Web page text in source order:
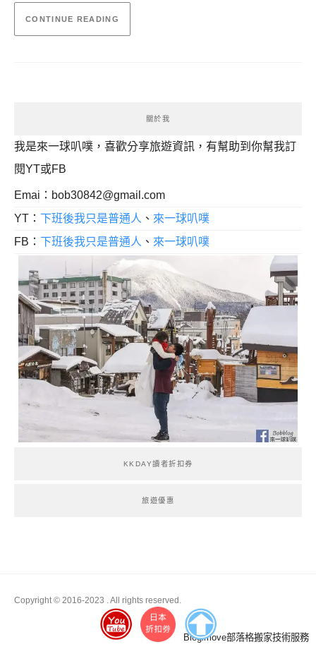
CONTINUE READING
關於我
我是來一球叭噗，喜歡分享旅遊資訊，有幫助到你幫我訂
閱YT或FB
Emai： bob30842@gmail.com
YT： 下班後我只是普通人 、 來一球叭噗
FB： 下班後我只是普通人 、 來一球叭噗
KKDAY讀者折扣券
旅遊優惠
Copyright © 2016-2023 . All rights reserved.
Blogimove部落格搬家技術服務